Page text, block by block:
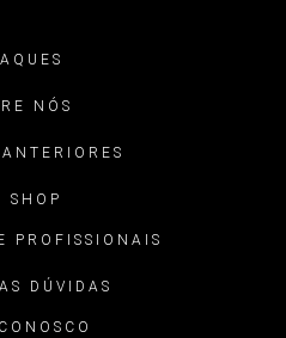
NÓS
SHOP
PROFISSIONAIS
DÚVIDAS